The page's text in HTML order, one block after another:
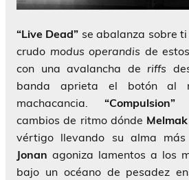
“Live Dead” se abalanza sobre
crudo modus operandis de
con una avalancha de riffs
banda aprieta el botón al
machacancia. “Compulsion”
cambios de ritmo dónde Melmak
vértigo llevando su alma más
Jonan agoniza lamentos a los
bajo un océano de pesadez